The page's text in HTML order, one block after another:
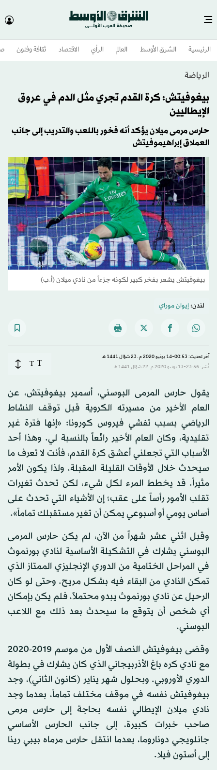
الرئيسية الشرق الأوسط​ العالم الرأي الاقتصاد ثقافة وفنون
الرياضة
بيغوفيتش: كرة القدم تجري مثل الدم في عروق
الإيطاليين
حارس مرمى ميلان يؤكد أنه فخور باللعب والتدريب إلى جانب
العملاق إبراهيموفيتش
بيغوفيتش يشعر بفخر كبير لكونه جزءاً من نادي ميلان (أ.ب)
لندن:إيوان موراي
آخر تحديث: 00:53-14 يونيو 2020 م ـ 23 شوّال 1441 هـ
نُشر: 23:56-13 يونيو 2020 م ـ 22 شوّال 1441 هـ
T
T
يقول حارس المرمى البوسني، أسمير بيغوفيتش، عن
العام الأخير من مسيرته الكروية قبل توقف النشاط
الرياضي بسبب تفشي فيروس كورونا: «إنها فترة غير
تقليدية، وكان العام الأخير رائعاً بالنسبة لي. وهذا أحد
الأسباب التي تجعلني أعشق كرة القدم، فأنت لا تعرف ما
سيحدث خلال الأوقات القليلة المقبلة، ولذا يكون الأمر
مثيراً. قد يخطط المرء لكل شيء، لكن تحدث تغيرات
تقلب الأمور رأساً على عقب؛ إن الأشياء التي تحدث على
أساس يومي أو أسبوعي يمكن أن تغير مستقبلك تماماً».
وقبل اثني عشر شهراً من الآن، لم يكن حارس المرمى
البوسني يشارك في التشكيلة الأساسية لنادي بورنموث
في المراحل الختامية من الدوري الإنجليزي الممتاز الذي
تمكن النادي من البقاء فيه بشكل مريح. وحتى لو كان
الرحيل عن نادي بورنموث يبدو محتملاً، فلم يكن بإمكان
أي شخص أن يتوقع ما سيحدث بعد ذلك مع اللاعب
البوسني.
وقضى بيغوفيتش النصف الأول من موسم 2019-2020
مع نادي كره باغ الأذربيجاني الذي كان يشارك في بطولة
الدوري الأوروبي. وبحلول شهر يناير (كانون الثاني)، وجد
بيغوفيتش نفسه في موقف مختلف تماماً، بعدما وجد
نادي ميلان الإيطالي نفسه بحاجة إلى حارس مرمى
صاحب خبرات كبيرة، إلى جانب الحارس الأساسي
جانلويجي دوناروما، بعدما انتقل حارس مرماه بيبي رينا
إلى أستون فيلا.